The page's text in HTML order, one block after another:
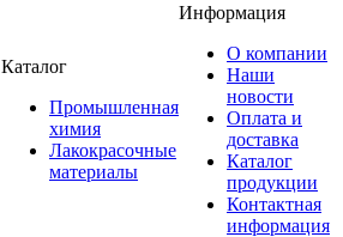
Каталог
Промышленная
химия
Лакокрасочные
материалы
Информация
О компании
Наши
новости
Оплата и
доставка
Каталог
продукции
Контактная
информация